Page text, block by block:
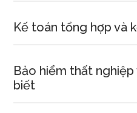
Kế toán tổng hợp và
Bảo hiểm thất
biết